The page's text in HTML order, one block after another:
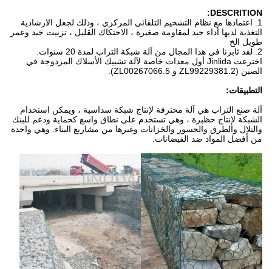
DESCRITION:
1. اعتمادها مع نظام التشحيم التلقائي المركزي ، وذلك لجعل الارشادية
التغذية لديها أداء جيد لمقاومة صغيرة ، الاحتكاك القليل ، تزييت جيد وعمر
طويل الخ
اخترعت Jinlida أول معدات خاصة لآلة تشبيك الأسلاك المزدوجة في
الصين (ZL99229381.2 و ZL00267066.5).
التطبيقات:
آلة صنع التراب هي آلة محترفة لإنتاج شبكة سداسية ، ويمكن استخدام
الشبكة لإنتاج حظيرة ، وهي تستخدم على نطاق واسع كحماية ودعم للبنك
والتلال والطرق والجسور والخزانات وغيرها من مشاريع البناء. وهي واحدة
من أفضل المواد ضد الفيضانات.